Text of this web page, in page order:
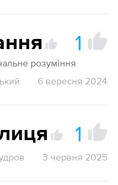
1
розуміння
6 вересня 2024
1
3 червня 2025